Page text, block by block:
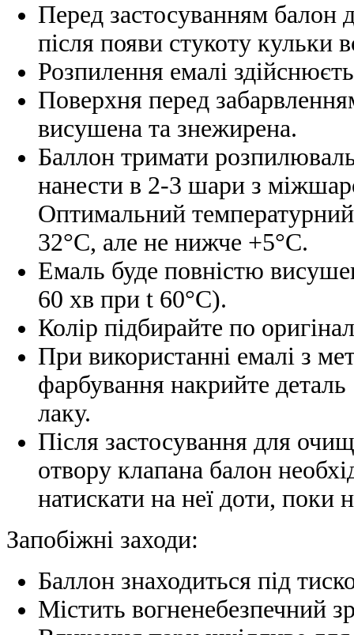
Перед застосуванням
після появи стукоту кульки
Розпилення емалі
Поверхня перед
висушена та знежирена.
Баллон тримати
нанести в 2-3 шари з
Оптимальний температурний
32°С, але не нижче +5°С.
Емаль буде повністю
60 хв при t 60°C).
Колір підбирайте по
При використанні емалі з
фарбування накрийте
лаку.
Після застосування для
отвору клапана балон
натискати на неї доти, поки
Запобіжні заходи:
Баллон знаходиться під
Містить вогненебезпечний